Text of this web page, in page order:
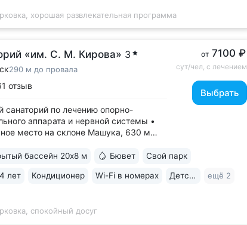
хорошая развлекательная программа
«им. С. М. Кирова» 3
290 м до провала
отзыв
санаторий по лечению опорно-
аппарата и нервной системы •
место на склоне Машука, 630 м
тишина • 8 минут до Провала, горячих
№ 24. Прямой выход на терренкур
от 7100 ₽
сут/чел, с лечением
Выбрать
бассейн 20х8 м Бювет Свой парк
лет Кондиционер Wi-Fi в номерах Детская комната ещё 2
спокойный досуг